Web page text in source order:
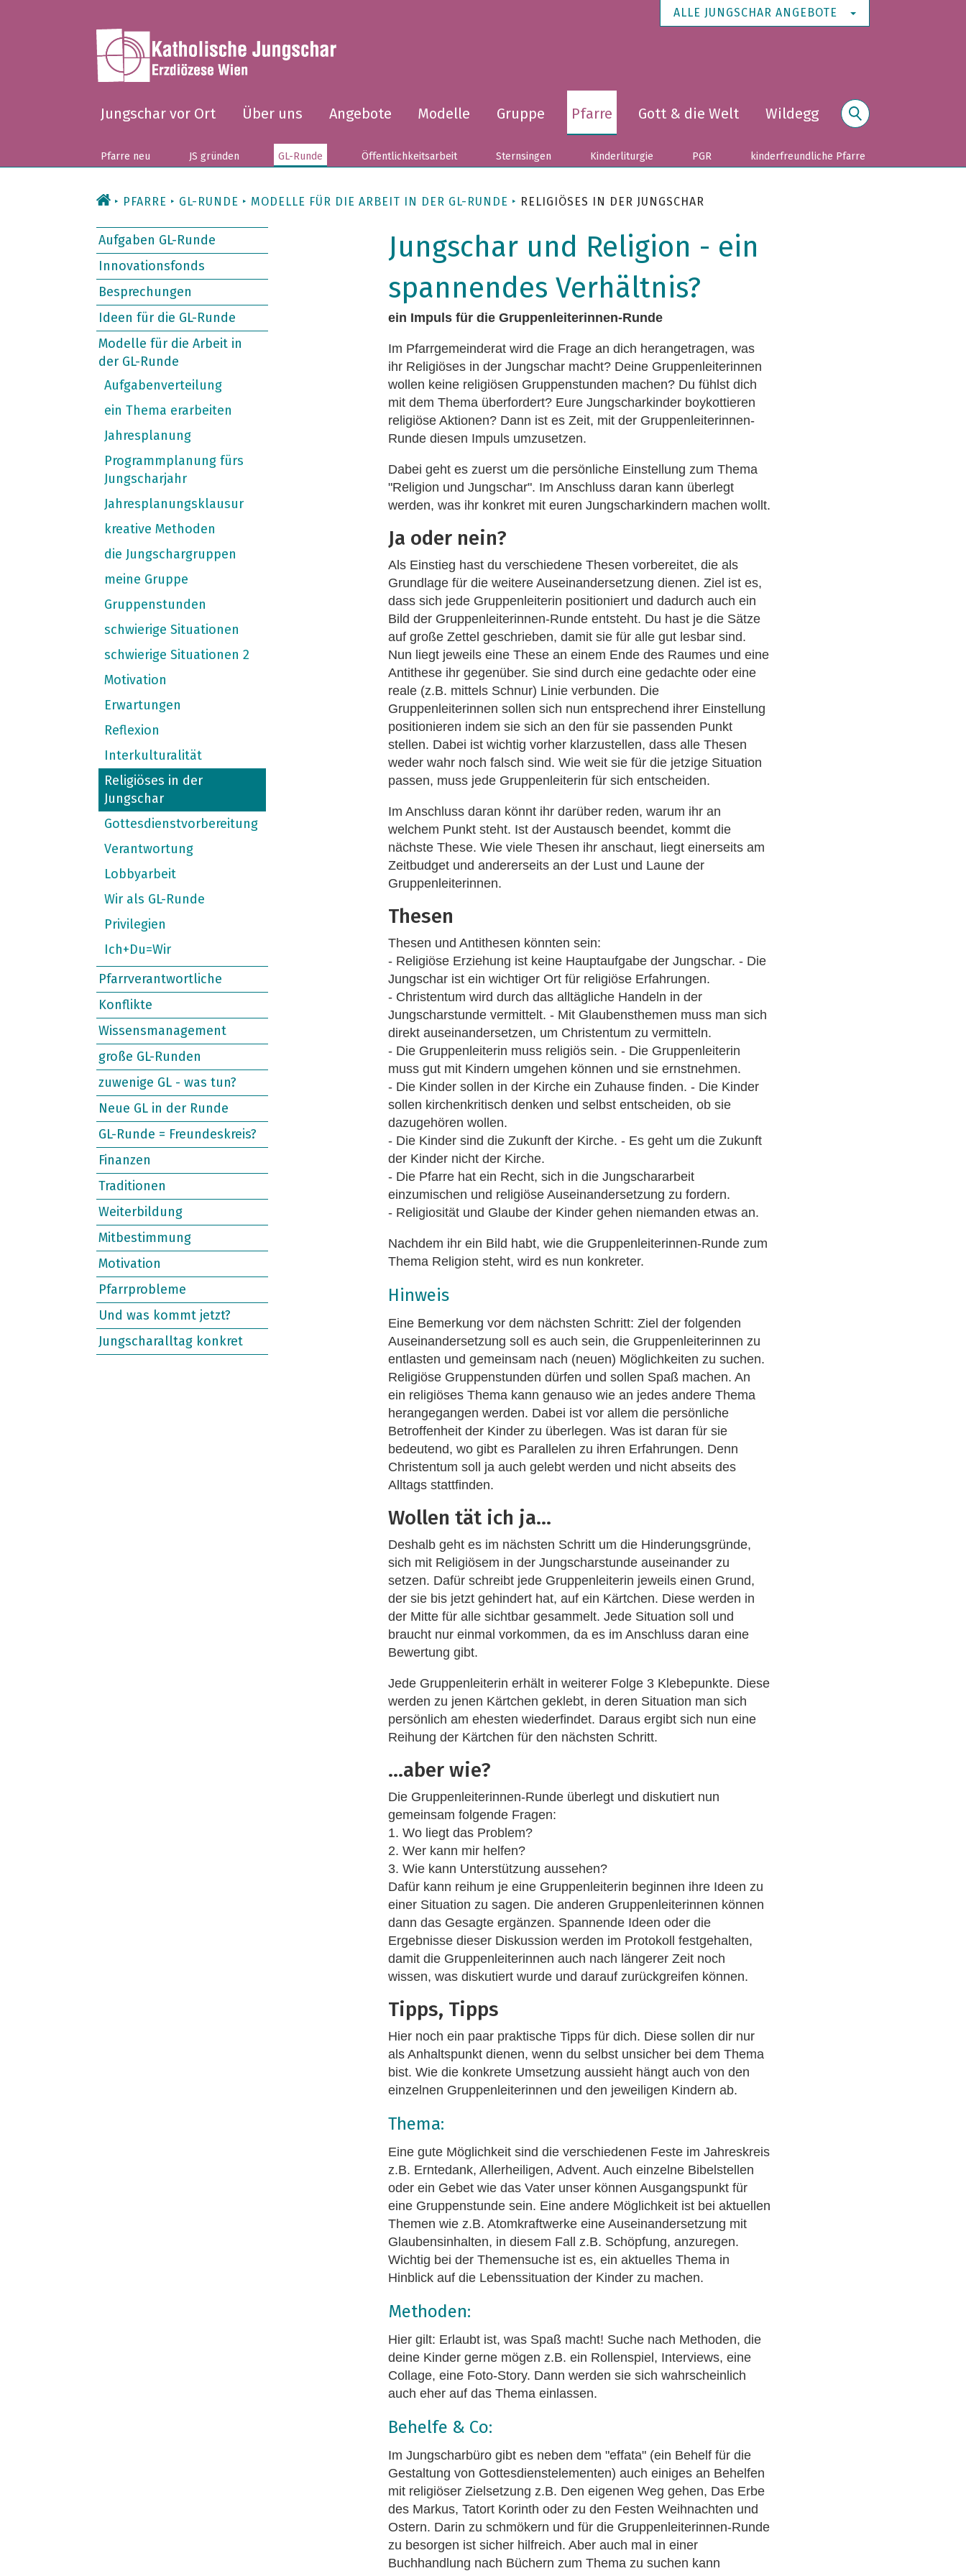
ALLE JUNGSCHAR ANGEBOTE
Jungschar vor Ort Über uns Angebote Modelle Gruppe Pfarre Gott & die Welt Wildegg
Pfarre neu JS gründen GL-Runde Öffentlichkeitsarbeit Sternsingen Kinderliturgie PGR kinderfreundliche Pfarre
PFARRE GL-RUNDE MODELLE FÜR DIE ARBEIT IN DER GL-RUNDE RELIGIÖSES IN DER JUNGSCHAR
Aufgaben GL-Runde
Innovationsfonds
Besprechungen
Ideen für die GL-Runde
Modelle für die Arbeit in
der GL-Runde
Aufgabenverteilung
ein Thema erarbeiten
Jahresplanung
Programmplanung fürs
Jungscharjahr
Jahresplanungsklausur
kreative Methoden
die Jungschargruppen
meine Gruppe
Gruppenstunden
schwierige Situationen
schwierige Situationen 2
Motivation
Erwartungen
Reflexion
Interkulturalität
Religiöses in der
Jungschar
Gottesdienstvorbereitung
Verantwortung
Lobbyarbeit
Wir als GL-Runde
Privilegien
Ich+Du=Wir
Pfarrverantwortliche
Konflikte
Wissensmanagement
große GL-Runden
zuwenige GL - was tun?
Neue GL in der Runde
GL-Runde = Freundeskreis?
Finanzen
Traditionen
Weiterbildung
Mitbestimmung
Motivation
Pfarrprobleme
Und was kommt jetzt?
Jungscharalltag konkret
Jungschar und Religion - ein
spannendes Verhältnis?
ein Impuls für die Gruppenleiterinnen-Runde
Im Pfarrgemeinderat wird die Frage an dich herangetragen, was
ihr Religiöses in der Jungschar macht? Deine Gruppenleiterinnen
wollen keine religiösen Gruppenstunden machen? Du fühlst dich
mit dem Thema überfordert? Eure Jungscharkinder boykottieren
religiöse Aktionen? Dann ist es Zeit, mit der Gruppenleiterinnen-
Runde diesen Impuls umzusetzen.
Dabei geht es zuerst um die persönliche Einstellung zum Thema
"Religion und Jungschar". Im Anschluss daran kann überlegt
werden, was ihr konkret mit euren Jungscharkindern machen wollt.
Ja oder nein?
Als Einstieg hast du verschiedene Thesen vorbereitet, die als
Grundlage für die weitere Auseinandersetzung dienen. Ziel ist es,
dass sich jede Gruppenleiterin positioniert und dadurch auch ein
Bild der Gruppenleiterinnen-Runde entsteht. Du hast je die Sätze
auf große Zettel geschrieben, damit sie für alle gut lesbar sind.
Nun liegt jeweils eine These an einem Ende des Raumes und eine
Antithese ihr gegenüber. Sie sind durch eine gedachte oder eine
reale (z.B. mittels Schnur) Linie verbunden. Die
Gruppenleiterinnen sollen sich nun entsprechend ihrer Einstellung
positionieren indem sie sich an den für sie passenden Punkt
stellen. Dabei ist wichtig vorher klarzustellen, dass alle Thesen
weder wahr noch falsch sind. Wie weit sie für die jetzige Situation
passen, muss jede Gruppenleiterin für sich entscheiden.
Im Anschluss daran könnt ihr darüber reden, warum ihr an
welchem Punkt steht. Ist der Austausch beendet, kommt die
nächste These. Wie viele Thesen ihr anschaut, liegt einerseits am
Zeitbudget und andererseits an der Lust und Laune der
Gruppenleiterinnen.
Thesen
Thesen und Antithesen könnten sein:
- Religiöse Erziehung ist keine Hauptaufgabe der Jungschar. - Die
Jungschar ist ein wichtiger Ort für religiöse Erfahrungen.
- Christentum wird durch das alltägliche Handeln in der
Jungscharstunde vermittelt. - Mit Glaubensthemen muss man sich
direkt auseinandersetzen, um Christentum zu vermitteln.
- Die Gruppenleiterin muss religiös sein. - Die Gruppenleiterin
muss gut mit Kindern umgehen können und sie ernstnehmen.
- Die Kinder sollen in der Kirche ein Zuhause finden. - Die Kinder
sollen kirchenkritisch denken und selbst entscheiden, ob sie
dazugehören wollen.
- Die Kinder sind die Zukunft der Kirche. - Es geht um die Zukunft
der Kinder nicht der Kirche.
- Die Pfarre hat ein Recht, sich in die Jungschararbeit
einzumischen und religiöse Auseinandersetzung zu fordern.
- Religiosität und Glaube der Kinder gehen niemanden etwas an.
Nachdem ihr ein Bild habt, wie die Gruppenleiterinnen-Runde zum
Thema Religion steht, wird es nun konkreter.
Hinweis
Eine Bemerkung vor dem nächsten Schritt: Ziel der folgenden
Auseinandersetzung soll es auch sein, die Gruppenleiterinnen zu
entlasten und gemeinsam nach (neuen) Möglichkeiten zu suchen.
Religiöse Gruppenstunden dürfen und sollen Spaß machen. An
ein religiöses Thema kann genauso wie an jedes andere Thema
herangegangen werden. Dabei ist vor allem die persönliche
Betroffenheit der Kinder zu überlegen. Was ist daran für sie
bedeutend, wo gibt es Parallelen zu ihren Erfahrungen. Denn
Christentum soll ja auch gelebt werden und nicht abseits des
Alltags stattfinden.
Wollen tät ich ja...
Deshalb geht es im nächsten Schritt um die Hinderungsgründe,
sich mit Religiösem in der Jungscharstunde auseinander zu
setzen. Dafür schreibt jede Gruppenleiterin jeweils einen Grund,
der sie bis jetzt gehindert hat, auf ein Kärtchen. Diese werden in
der Mitte für alle sichtbar gesammelt. Jede Situation soll und
braucht nur einmal vorkommen, da es im Anschluss daran eine
Bewertung gibt.
Jede Gruppenleiterin erhält in weiterer Folge 3 Klebepunkte. Diese
werden zu jenen Kärtchen geklebt, in deren Situation man sich
persönlich am ehesten wiederfindet. Daraus ergibt sich nun eine
Reihung der Kärtchen für den nächsten Schritt.
…aber wie?
Die Gruppenleiterinnen-Runde überlegt und diskutiert nun
gemeinsam folgende Fragen:
1. Wo liegt das Problem?
2. Wer kann mir helfen?
3. Wie kann Unterstützung aussehen?
Dafür kann reihum je eine Gruppenleiterin beginnen ihre Ideen zu
einer Situation zu sagen. Die anderen Gruppenleiterinnen können
dann das Gesagte ergänzen. Spannende Ideen oder die
Ergebnisse dieser Diskussion werden im Protokoll festgehalten,
damit die Gruppenleiterinnen auch nach längerer Zeit noch
wissen, was diskutiert wurde und darauf zurückgreifen können.
Tipps, Tipps
Hier noch ein paar praktische Tipps für dich. Diese sollen dir nur
als Anhaltspunkt dienen, wenn du selbst unsicher bei dem Thema
bist. Wie die konkrete Umsetzung aussieht hängt auch von den
einzelnen Gruppenleiterinnen und den jeweiligen Kindern ab.
Thema:
Eine gute Möglichkeit sind die verschiedenen Feste im Jahreskreis
z.B. Erntedank, Allerheiligen, Advent. Auch einzelne Bibelstellen
oder ein Gebet wie das Vater unser können Ausgangspunkt für
eine Gruppenstunde sein. Eine andere Möglichkeit ist bei aktuellen
Themen wie z.B. Atomkraftwerke eine Auseinandersetzung mit
Glaubensinhalten, in diesem Fall z.B. Schöpfung, anzuregen.
Wichtig bei der Themensuche ist es, ein aktuelles Thema in
Hinblick auf die Lebenssituation der Kinder zu machen.
Methoden:
Hier gilt: Erlaubt ist, was Spaß macht! Suche nach Methoden, die
deine Kinder gerne mögen z.B. ein Rollenspiel, Interviews, eine
Collage, eine Foto-Story. Dann werden sie sich wahrscheinlich
auch eher auf das Thema einlassen.
Behelfe & Co:
Im Jungscharbüro gibt es neben dem "effata" (ein Behelf für die
Gestaltung von Gottesdienstelementen) auch einiges an Behelfen
mit religiöser Zielsetzung z.B. Den eigenen Weg gehen, Das Erbe
des Markus, Tatort Korinth oder zu den Festen Weihnachten und
Ostern. Darin zu schmökern und für die Gruppenleiterinnen-Runde
zu besorgen ist sicher hilfreich. Aber auch mal in einer
Buchhandlung nach Büchern zum Thema zu suchen kann